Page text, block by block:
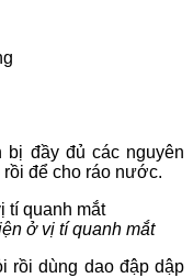
bị đầy đủ các nguyên
rồi để cho ráo nước.
vị tí quanh mắt
rồi dùng dao đập dập